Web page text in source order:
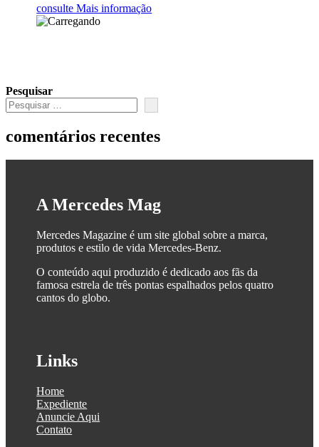
consulte Mais informação
Pesquisar
comentários recentes
A Mercedes Mag
Mercedes Magazine é um site global sobre a marca,
produtos e estilo de vida Mercedes-Benz.
O conteúdo aqui produzido é dedicado aos fãs da
famosa estrela de três pontas espalhados pelos quatro
cantos do globo.
Links
Home
Expediente
Anuncie Aqui
Contato